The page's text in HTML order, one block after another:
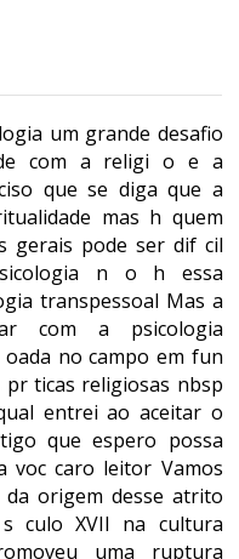
um grande desafio
com a religi o e a
que se diga que a
mas h quem
gerais pode ser dif cil
n o h essa
transpessoal Mas a
com a psicologia
no campo em fun
ticas religiosas nbsp
entrei ao aceitar o
que espero possa
voc caro leitor Vamos
origem desse atrito
culo XVII na cultura
uma ruptura